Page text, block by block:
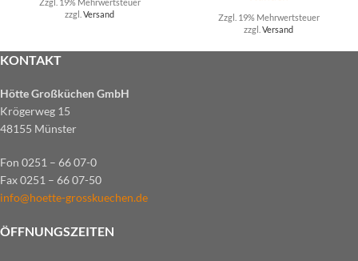
zzgl. Versand
Zzgl. 19% Mehrwertsteuer
zzgl. Versand
KONTAKT
Hötte Großküchen GmbH
Krögerweg 15
48155 Münster
Fon 0251 – 66 07-0
Fax 0251 – 66 07-50
info@hoette-grosskuechen.de
ÖFFNUNGSZEITEN